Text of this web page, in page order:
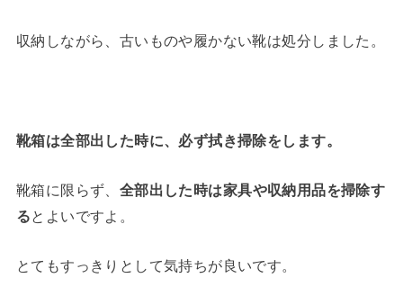
収納しながら、古いものや履かない靴は処分しました。
靴箱は全部出した時に、必ず拭き掃除をします。
靴箱に限らず、 全部出した時は家具や収納用品を掃除す
るとよいですよ。
とてもすっきりとして気持ちが良いです。